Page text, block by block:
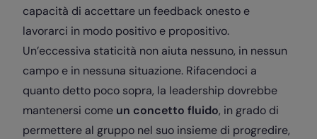
capacità di accettare un feedback onesto e
lavorarci in modo positivo e propositivo.
Un’eccessiva staticità non aiuta nessuno, in nessun
campo e in nessuna situazione. Rifacendoci a
quanto detto poco sopra, la leadership dovrebbe
mantenersi come un concetto fluido, in grado di
permettere al gruppo nel suo insieme di progredire,